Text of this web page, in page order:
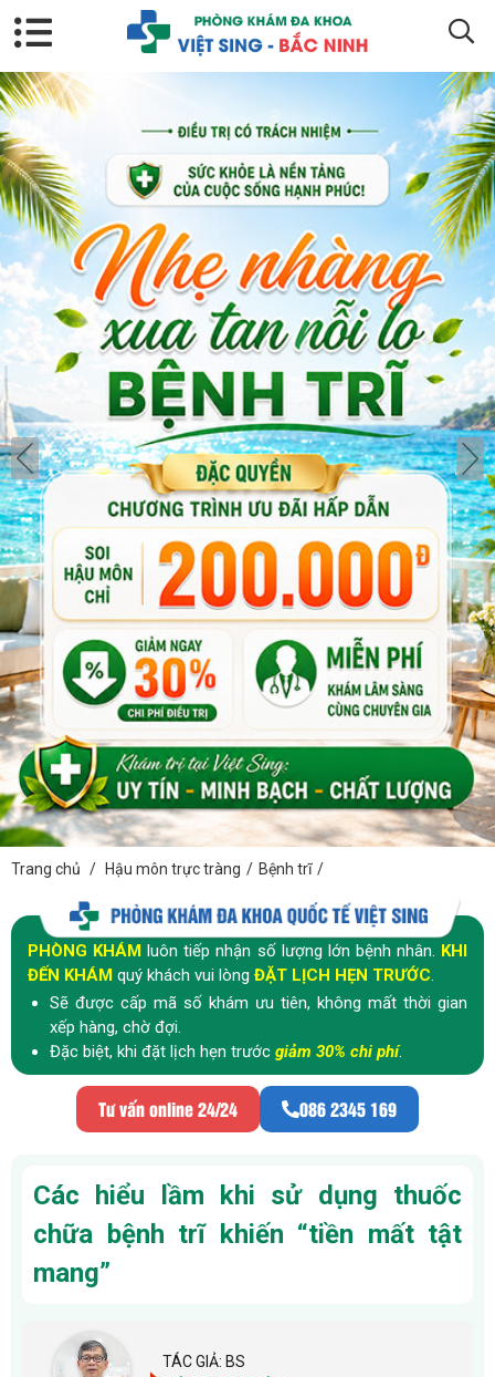
Trang chủ / Hậu môn trực tràng / Bệnh trĩ /
PHÒNG KHÁM luôn tiếp nhận số lượng lớn bệnh nhân. KHI
ĐẾN KHÁM quý khách vui lòng ĐẶT LỊCH HẸN TRƯỚC.
Sẽ được cấp mã số khám ưu tiên, không mất thời gian
xếp hàng, chờ đợi.
Đặc biệt, khi đặt lịch hẹn trước giảm 30% chi phí.
Tư vấn online 24/24 086 2345 169
Các hiểu lầm khi sử dụng thuốc
chữa bệnh trĩ khiến “tiền mất tật
mang”
TÁC GIẢ: BS